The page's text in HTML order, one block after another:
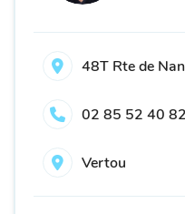
48T Rte de
02 85 52 40 82
Vertou